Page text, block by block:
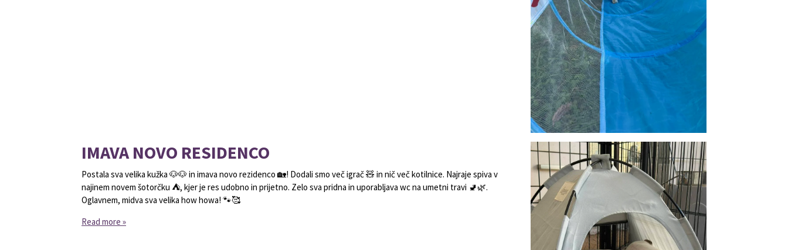
IMAVA NOVO RESIDENCO
Postala sva velika kužka 🐶🐶 in imava novo rezidenco 🏡! Dodali smo več igrač 🧸 in nič več kotilnice. Najraje spiva v
najinem novem šotorčku ⛺, kjer je res udobno in prijetno. Zelo sva pridna in uporabljava wc na umetni travi 🚽🌿.
Oglavnem, midva sva velika how howa! 🐾🥰
Read more »